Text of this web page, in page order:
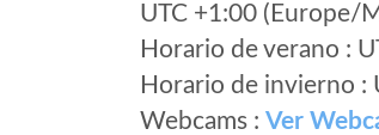
UTC +1:00 (Europe/
Horario de verano :
Horario de invierno :
Webcams : Ver